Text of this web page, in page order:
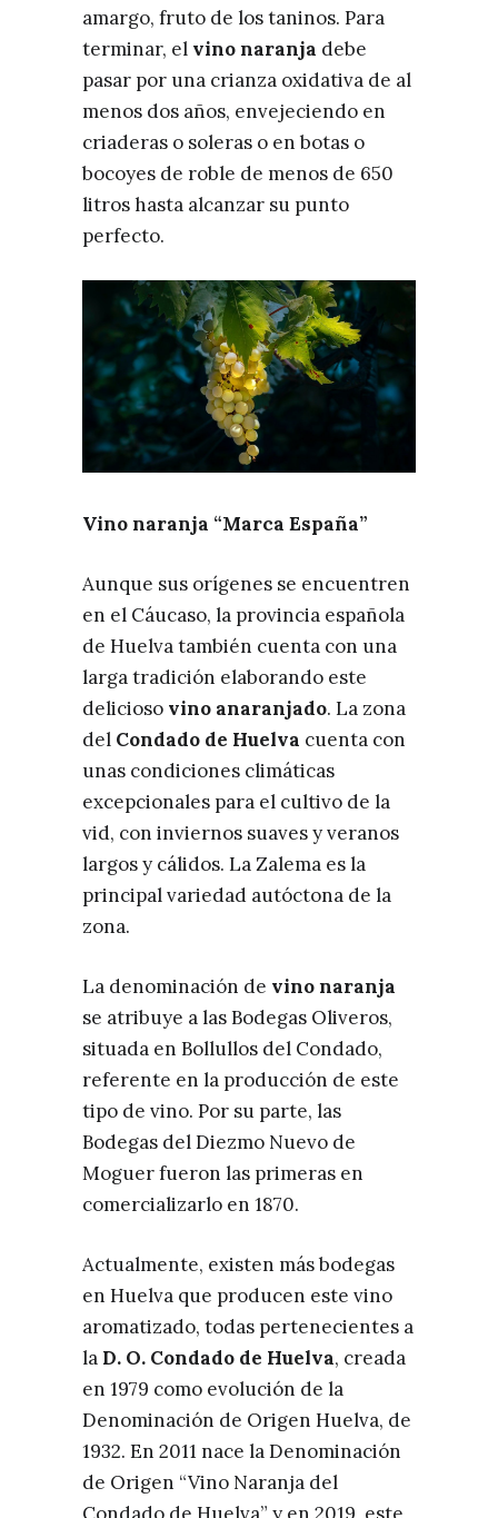
amargo, fruto de los taninos. Para
terminar, el vino naranja debe
pasar por una crianza oxidativa de al
menos dos años, envejeciendo en
criaderas o soleras o en botas o
bocoyes de roble de menos de 650
litros hasta alcanzar su punto
perfecto.
Vino naranja “Marca España”
Aunque sus orígenes se encuentren
en el Cáucaso, la provincia española
de Huelva también cuenta con una
larga tradición elaborando este
delicioso vino anaranjado. La zona
del Condado de Huelva cuenta con
unas condiciones climáticas
excepcionales para el cultivo de la
vid, con inviernos suaves y veranos
largos y cálidos. La Zalema es la
principal variedad autóctona de la
zona.
La denominación de vino naranja
se atribuye a las Bodegas Oliveros,
situada en Bollullos del Condado,
referente en la producción de este
tipo de vino. Por su parte, las
Bodegas del Diezmo Nuevo de
Moguer fueron las primeras en
comercializarlo en 1870.
Actualmente, existen más bodegas
en Huelva que producen este vino
aromatizado, todas pertenecientes a
la D. O. Condado de Huelva, creada
en 1979 como evolución de la
Denominación de Origen Huelva, de
1932. En 2011 nace la Denominación
de Origen “Vino Naranja del